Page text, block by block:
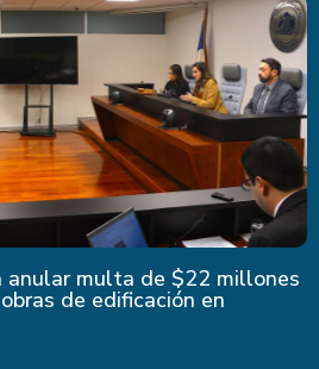
anular multa de $22 millones
de edificación en